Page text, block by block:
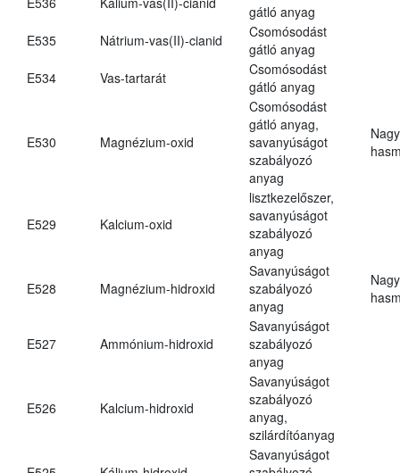
gátló anyag
E535
Nátrium-vas(II)-cianid
Csomósodást
gátló anyag
E534
Vas-tartarát
Csomósodást
gátló anyag
E530 Magnézium-oxid
Csomósodást
gátló anyag,
savanyúságot
szabályozó
anyag
E529 Kalcium-oxid
lisztkezelőszer,
savanyúságot
szabályozó
anyag
E528 Magnézium-hidroxid
Savanyúságot
szabályozó
anyag
E527 Ammónium-hidroxid
Savanyúságot
szabályozó
anyag
E526 Kalcium-hidroxid
Savanyúságot
szabályozó
anyag,
szilárdítóanyag
Savanyúságot